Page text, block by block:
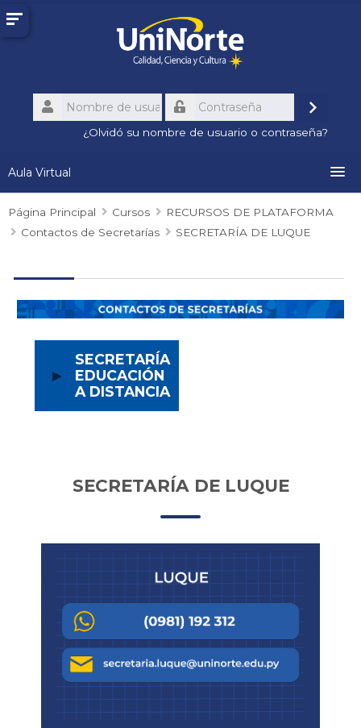
al
Nombre
de
Contraseña¿Olvidó su nombre de usuario o contraseña?
Aula Virtual
Conozca el Aula Virtual
Calendario Académico
Contactos
Español - Internacional ‎(es)‎
Página Principal Cursos
RECURSOS DE PLATAFORMA
Contactos de Secretarías
SECRETARÍA DE LUQUE
►
SECRETARÍA
EDUCACIÓN
A DISTANCIA
SECRETARÍA DE LUQUE